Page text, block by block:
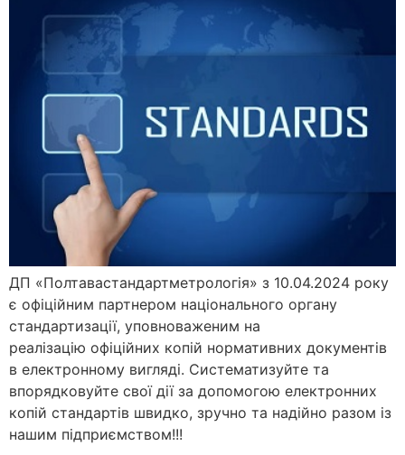
ДП «Полтавастандартметрологія» з 10.04.2024 року
є офіційним партнером національного органу
стандартизації, уповноваженим на
реалізацію офіційних копій нормативних документів
в електронному вигляді. Систематизуйте та
впорядковуйте свої дії за допомогою електронних
копій стандартів швидко, зручно та надійно разом із
нашим підприємством!!!